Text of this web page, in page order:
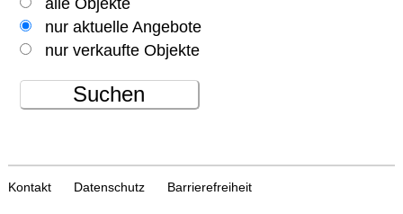
alle Objekte
nur aktuelle Angebote
nur verkaufte Objekte
Suchen
Kontakt Datenschutz Barrierefreiheit